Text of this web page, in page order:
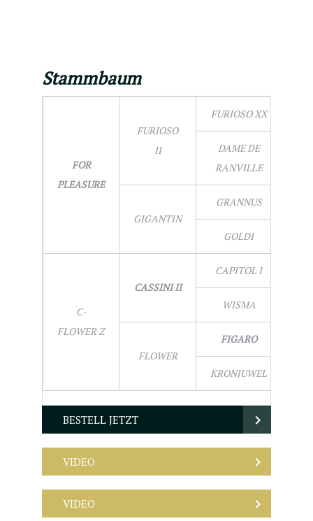
Stammbaum
FOR
PLEASURE
FURIOSO
II
FURIOSO XX
DAME DE
RANVILLE
GIGANTIN
GRANNUS
GOLDI
C-
FLOWER Z
CASSINI II
CAPITOL I
WISMA
FLOWER
FIGARO
KRONJUWEL
BESTELL JETZT
VIDEO
VIDEO